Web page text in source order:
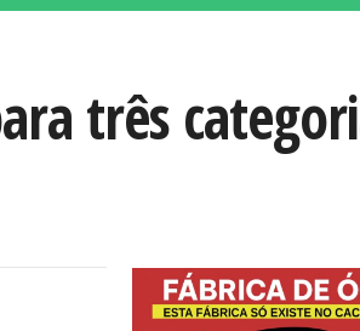
três